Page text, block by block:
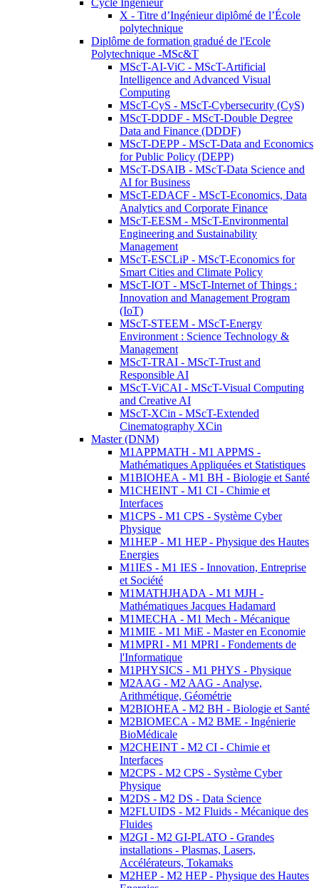
Cycle Ingénieur
X - Titre d’Ingénieur diplômé de l’École
polytechnique
Diplôme de formation gradué de l'Ecole
Polytechnique -MSc&T
MScT-AI-ViC - MScT-Artificial
Intelligence and Advanced Visual
Computing
MScT-CyS - MScT-Cybersecurity (CyS)
MScT-DDDF - MScT-Double Degree
Data and Finance (DDDF)
MScT-DEPP - MScT-Data and Economics
for Public Policy (DEPP)
MScT-DSAIB - MScT-Data Science and
AI for Business
MScT-EDACF - MScT-Economics, Data
Analytics and Corporate Finance
MScT-EESM - MScT-Environmental
Engineering and Sustainability
Management
MScT-ESCLiP - MScT-Economics for
Smart Cities and Climate Policy
MScT-IOT - MScT-Internet of Things :
Innovation and Management Program
(IoT)
MScT-STEEM - MScT-Energy
Environment : Science Technology &
Management
MScT-TRAI - MScT-Trust and
Responsible AI
MScT-ViCAI - MScT-Visual Computing
and Creative AI
MScT-XCin - MScT-Extended
Cinematography XCin
Master (DNM)
M1APPMATH - M1 APPMS -
Mathématiques Appliquées et Statistiques
M1BIOHEA - M1 BH - Biologie et Santé
M1CHEINT - M1 CI - Chimie et
Interfaces
M1CPS - M1 CPS - Système Cyber
Physique
M1HEP - M1 HEP - Physique des Hautes
Energies
M1IES - M1 IES - Innovation, Entreprise
et Société
M1MATHJHADA - M1 MJH -
Mathématiques Jacques Hadamard
M1MECHA - M1 Mech - Mécanique
M1MIE - M1 MiE - Master en Economie
M1MPRI - M1 MPRI - Fondements de
l'Informatique
M1PHYSICS - M1 PHYS - Physique
M2AAG - M2 AAG - Analyse,
Arithmétique, Géométrie
M2BIOHEA - M2 BH - Biologie et Santé
M2BIOMECA - M2 BME - Ingénierie
BioMédicale
M2CHEINT - M2 CI - Chimie et
Interfaces
M2CPS - M2 CPS - Système Cyber
Physique
M2DS - M2 DS - Data Science
M2FLUIDS - M2 Fluids - Mécanique des
Fluides
M2GI - M2 GI-PLATO - Grandes
installations - Plasmas, Lasers,
Accélérateurs, Tokamaks
M2HEP - M2 HEP - Physique des Hautes